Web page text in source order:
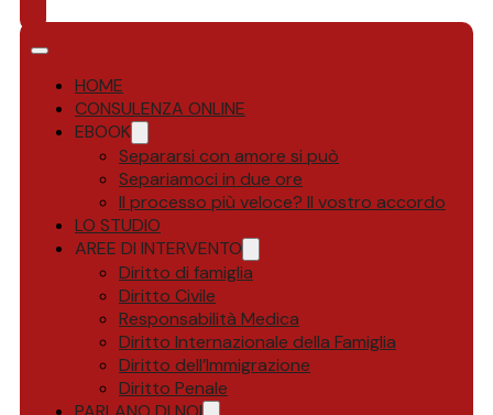
HOME
CONSULENZA ONLINE
EBOOK
Separarsi con amore si può
Separiamoci in due ore
Il processo più veloce? Il vostro accordo
LO STUDIO
AREE DI INTERVENTO
Diritto di famiglia
Diritto Civile
Responsabilità Medica
Diritto Internazionale della Famiglia
Diritto dell’Immigrazione
Diritto Penale